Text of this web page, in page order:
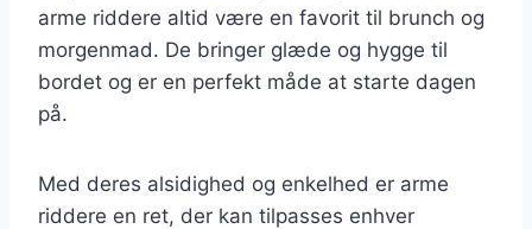
arme riddere altid være en favorit til brunch og
morgenmad. De bringer glæde og hygge til
bordet og er en perfekt måde at starte dagen
på.
Med deres alsidighed og enkelhed er arme
riddere en ret, der kan tilpasses enhver